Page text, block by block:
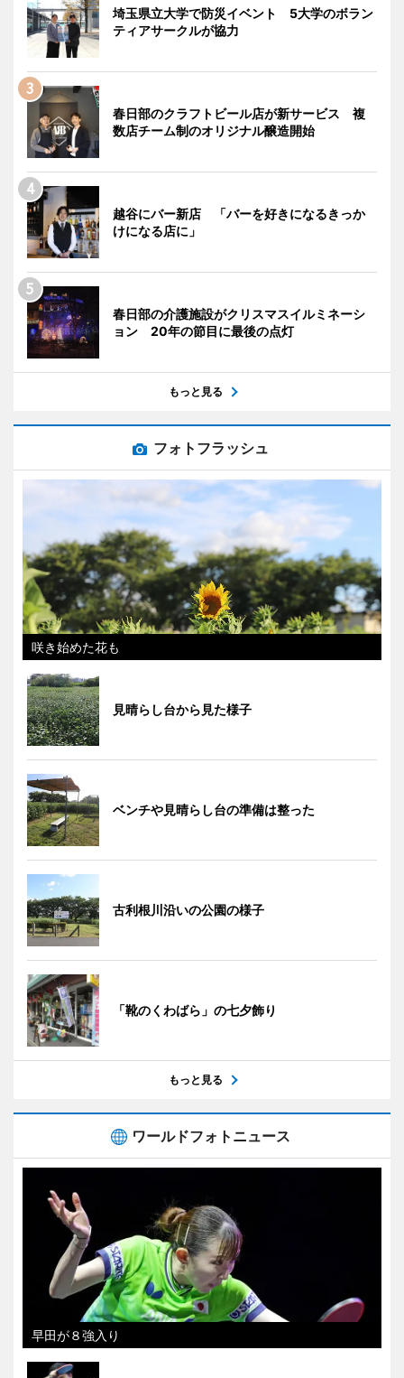
埼玉県立大学で防災イベント 5大学のボラン
ティアサークルが協力
春日部のクラフトビール店が新サービス 複
数店チーム制のオリジナル醸造開始
越谷にバー新店 「バーを好きになるきっか
けになる店に」
春日部の介護施設がクリスマスイルミネーシ
ョン 20年の節目に最後の点灯
もっと見る
フォトフラッシュ
咲き始めた花も
見晴らし台から見た様子
ベンチや見晴らし台の準備は整った
古利根川沿いの公園の様子
「靴のくわばら」の七夕飾り
もっと見る
ワールドフォトニュース
早田が８強入り